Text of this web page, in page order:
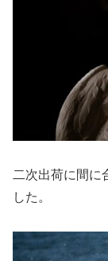
二次出荷に間に
した。